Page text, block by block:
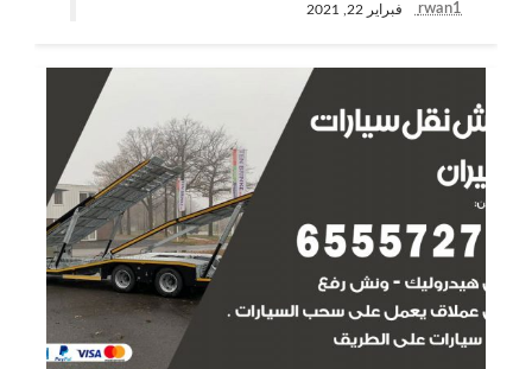
rwan1 فبراير 22, 2021